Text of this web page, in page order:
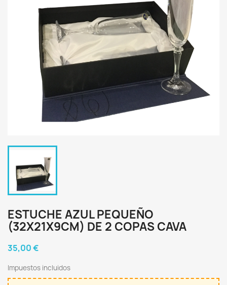
ESTUCHE AZUL PEQUEÑO
(32X21X9CM) DE 2 COPAS CAVA
35,00 €
Impuestos incluidos